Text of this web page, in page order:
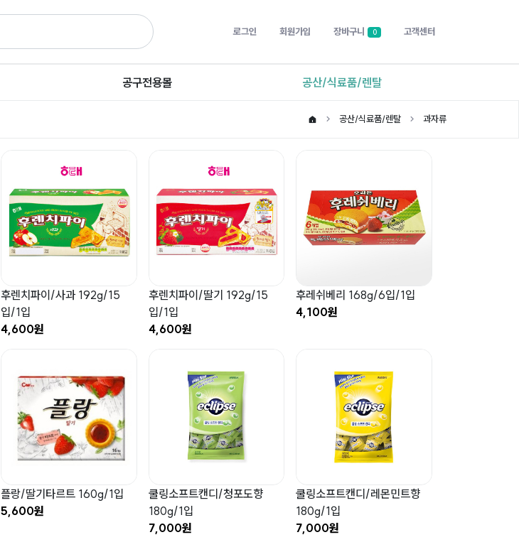
로그인 회원가입 장바구니 0 고객센터
공구전용몰 공산/식료품/렌탈
공산/식료품/렌탈 과자류
후렌치파이/사과 192g/15
입/1입
4,600원
후렌치파이/딸기 192g/15
입/1입
4,600원
후레쉬베리 168g/6입/1입
4,100원
플랑/딸기타르트 160g/1입
5,600원
쿨링소프트캔디/청포도향
180g/1입
7,000원
쿨링소프트캔디/레몬민트향
180g/1입
7,000원